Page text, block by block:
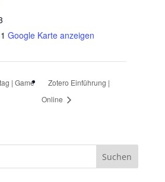
Google Karte anzeigen
| Game
Zotero Einführung |
Online
Suchen